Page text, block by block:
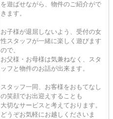
を遊ばせながら、物件のご紹介がで
きます。
お子様が退屈しないよう、受付の女
性スタッフが一緒に楽しく遊びます
ので、
お父様・お母様は気兼ねなく、スタ
ッフと物件のお話が出来ます。
スタッフ一同、お客様をおもてなし
の笑顔でお出迎えすることも
大切なサービスと考えております。
どうぞお気軽にお越しくださいま